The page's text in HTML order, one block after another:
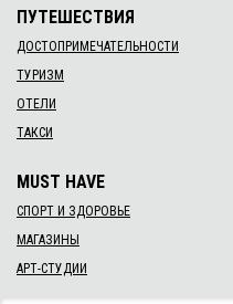
ПУТЕШЕСТВИЯ
ДОСТОПРИМЕЧАТЕЛЬНОСТИ
ТУРИЗМ
ОТЕЛИ
ТАКСИ
MUST HAVE
СПОРТ И ЗДОРОВЬЕ
МАГАЗИНЫ
АРТ-СТУДИИ